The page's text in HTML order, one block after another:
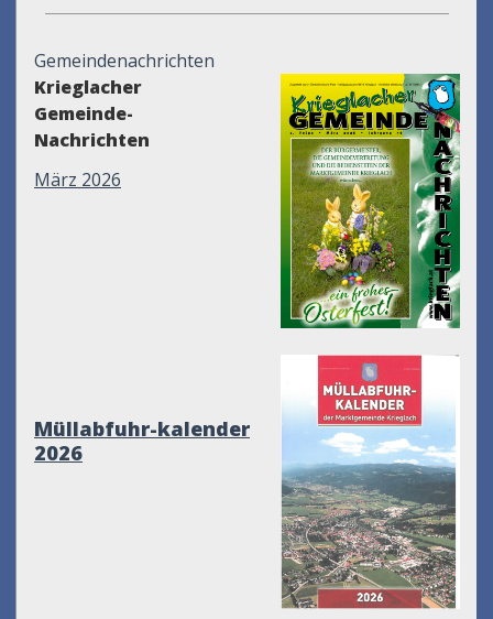
Gemeindenachrichten
Krieglacher
Gemeinde-
Nachrichten
März 2026
Müllabfuhr-kalender
2026